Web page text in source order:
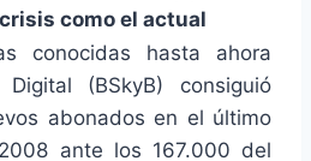
como el actual
conocidas hasta ahora
(BSkyB) consiguió
abonados en el último
ante los 167.000 del